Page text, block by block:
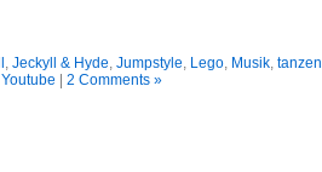
, Jeckyll & Hyde, Jumpstyle, Lego, Musik, tanzen
Youtube 2 Comments »